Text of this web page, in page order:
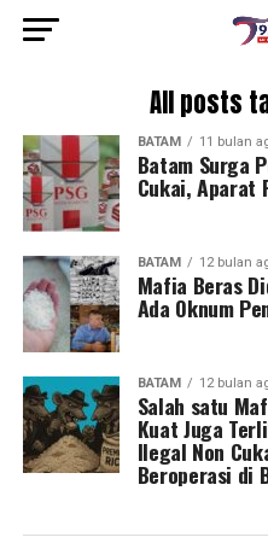
All posts
BATAM 11 bulan
Batam Surga
Cukai, Aparat
BATAM 12 bulan
Mafia Beras
Ada Oknum
BATAM 12 bulan
Salah satu
Kuat Juga
Ilegal Non
Beroperasi di